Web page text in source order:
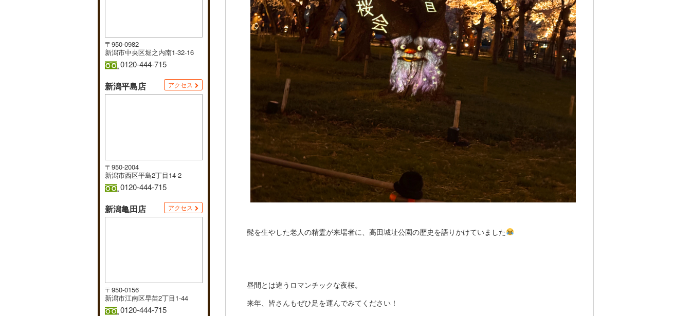
髭を生やした老人の精霊が来場者に、高田城址公園の歴史を語りかけていました
昼間とは違うロマンチックな夜桜。
来年、皆さんもぜひ足を運んでみてください！
〒950-0982
新潟市中央区堀之内南1-32-16
0120-444-715
新潟平島店 アクセス
〒950-2004
新潟市西区平島2丁目14-2
0120-444-715
新潟亀田店 アクセス
〒950-0156
新潟市江南区早苗2丁目1-44
0120-444-715